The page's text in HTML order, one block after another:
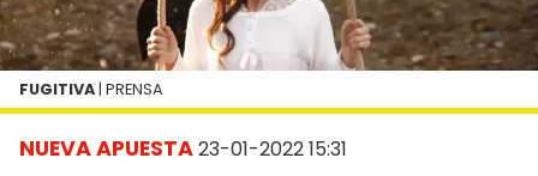
NUEVA APUESTA23-01-2022 15:31
FUGITIVA | PRENSA